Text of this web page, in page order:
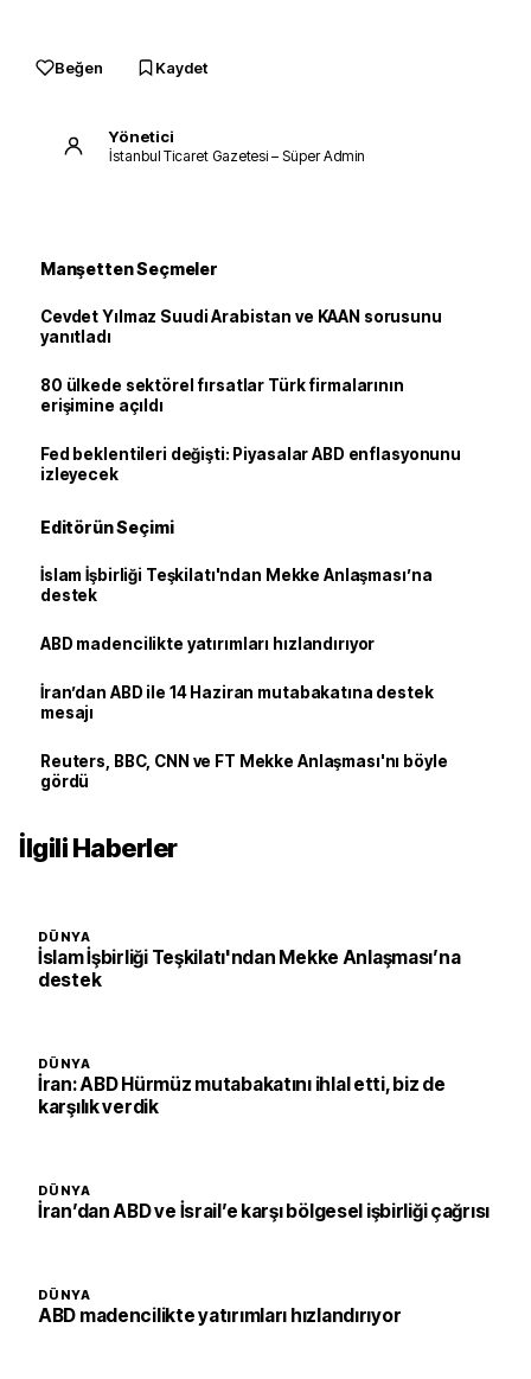
Beğen Kaydet
Yönetici
İstanbul Ticaret Gazetesi – Süper Admin
Manşetten Seçmeler
Cevdet Yılmaz Suudi Arabistan ve KAAN sorusunu
yanıtladı
80 ülkede sektörel fırsatlar Türk firmalarının
erişimine açıldı
Fed beklentileri değişti: Piyasalar ABD enflasyonunu
izleyecek
Editörün Seçimi
İslam İşbirliği Teşkilatı'ndan Mekke Anlaşması’na
destek
ABD madencilikte yatırımları hızlandırıyor
İran’dan ABD ile 14 Haziran mutabakatına destek
mesajı
Reuters, BBC, CNN ve FT Mekke Anlaşması'nı böyle
gördü
İlgili Haberler
DÜNYA
İslam İşbirliği Teşkilatı'ndan Mekke Anlaşması’na
destek
DÜNYA
İran: ABD Hürmüz mutabakatını ihlal etti, biz de
karşılık verdik
DÜNYA
İran’dan ABD ve İsrail’e karşı bölgesel işbirliği çağrısı
DÜNYA
ABD madencilikte yatırımları hızlandırıyor